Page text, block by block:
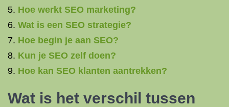
Hoe werkt SEO marketing?
Wat is een SEO strategie?
Hoe begin je aan SEO?
Kun je SEO zelf doen?
Hoe kan SEO klanten aantrekken?
Wat is het verschil tussen